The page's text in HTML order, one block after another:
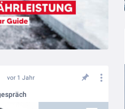
vor 1 Jahr